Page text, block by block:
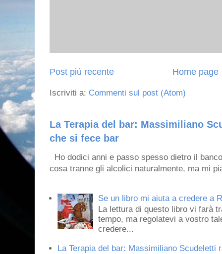
Post più recente Home page
Iscriviti a: Commenti sul post (Atom)
La Terapia del bar: Massimiliano
che si fece bar
Ho dodici anni e passo spesso dietro il
cosa tranne gli alcolici naturalmente, ma mi
Se un libro mi aiuta a credere a
La lettura di questo libro vi farà
tempo, ma regolatevi a vostro
credere...
La Terapia del bar: Massimiliano